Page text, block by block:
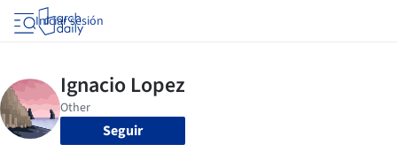
Iniciar sesión
Seguir